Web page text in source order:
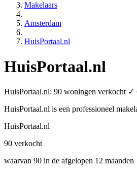
Makelaars
Amsterdam
HuisPortaal.nl
HuisPortaal.nl
HuisPortaal.nl: 90 woningen verkocht
HuisPortaal.nl is een professioneel
HuisPortaal.nl
90 verkocht
waarvan 90 in de afgelopen 12 maanden